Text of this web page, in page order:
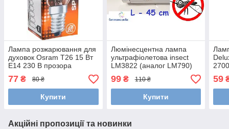
Лампа розжарювання для
духовок Osram T26 15 Вт
E14 230 В прозора
77 ₴ 80 ₴
Купити
Люмінесцентна лампа
ультрафіолетова insect
LM3822 (аналог LM790)
знищувачів комарів
99₴ 110 ₴
Купити
59
Акційні пропозиції та новинки